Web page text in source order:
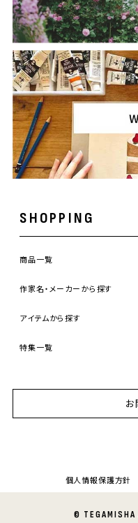
SHOPPING
商品一覧
作家名・メーカーから探す
アイテムから探す
特集一覧
個人情報保護方針
© TEGAMISHA